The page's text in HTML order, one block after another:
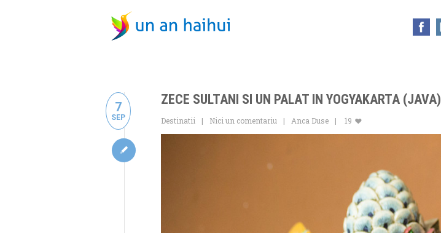
7
SEP
ZECE SULTANI SI UN PALAT IN YOGYAKARTA (JAVA)
Destinatii Nici un comentariu Anca Duse 19